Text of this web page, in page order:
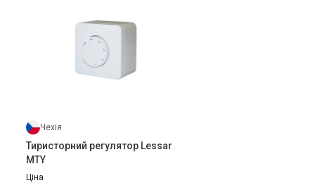
Чехія
Тиристорний регулятор Lessar
MTY
Ціна